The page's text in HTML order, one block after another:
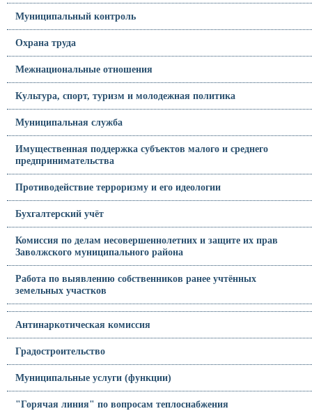
Муниципальный контроль
Охрана труда
Межнациональные отношения
Культура, спорт, туризм и молодежная политика
Муниципальная служба
Имущественная поддержка субъектов малого и среднего
предпринимательства
Противодействие терроризму и его идеологии
Бухгалтерский учёт
Комиссия по делам несовершеннолетних и защите их прав
Заволжского муниципального района
Работа по выявлению собственников ранее учтённых
земельных участков
Антинаркотическая комиссия
Градостроительство
Муниципальные услуги (функции)
"Горячая линия" по вопросам теплоснабжения